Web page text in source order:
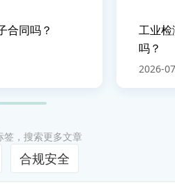
合同吗？
工业
吗？
2026-
签，搜索更多文章
合规安全